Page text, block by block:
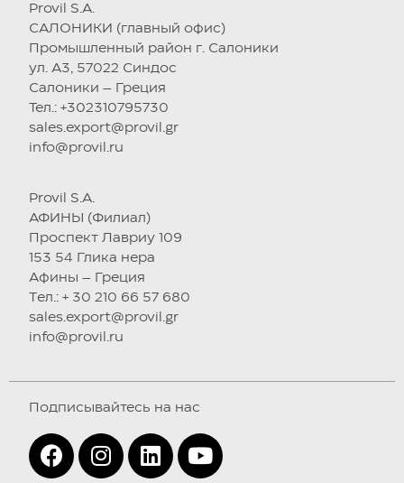
Provil S.A.
САЛОНИКИ (главный офис)
Промышленный район г. Салоники
ул. А3, 57022 Синдос
Салоники – Греция
Тел.: +302310795730
sales.export@provil.gr
info@provil.ru
Provil S.A.
АФИНЫ (Филиал)
Проспект Лавриу 109
153 54 Глика нера
Афины – Греция
Tел.: + 30 210 66 57 680
sales.export@provil.gr
info@provil.ru
Подписывайтесь на нас